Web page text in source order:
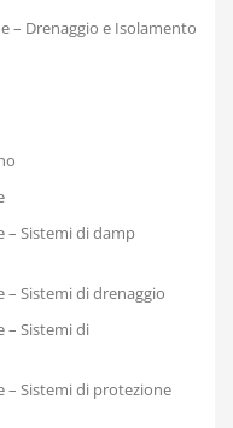
– Drenaggio e Isolamento
– Sistemi di damp
Sistemi di drenaggio
– Sistemi di
– Sistemi di protezione